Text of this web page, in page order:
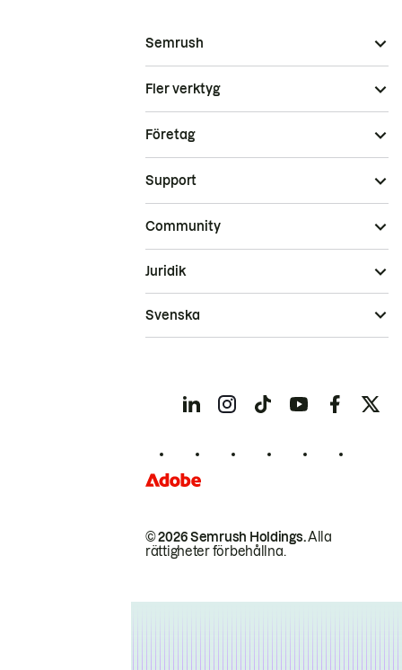
Semrush
Fler verktyg
Företag
Support
Community
© 2026 Semrush Holdings.Alla
rättigheter förbehållna.
Juridik
Svenska